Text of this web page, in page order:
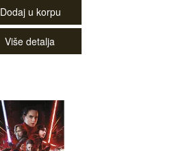
Dodaj u korpu
Više detalja